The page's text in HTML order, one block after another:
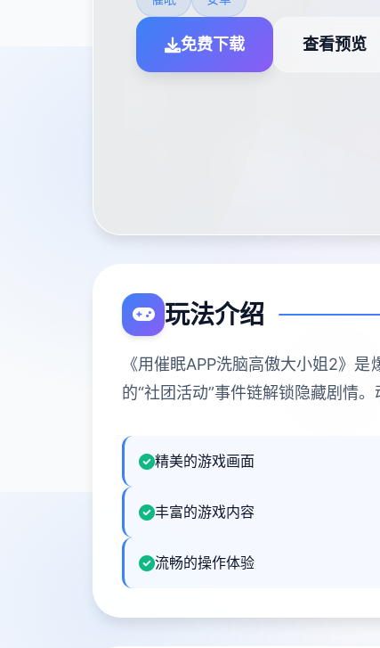
免费下载 查看预览
玩法介绍
《用催眠APP洗脑高傲大小姐2》
的“社团活动”事件链解锁隐藏剧情
精美的游戏画面
丰富的游戏内容
流畅的操作体验